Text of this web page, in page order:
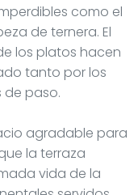
como el
de ternera. El
los platos hacen
tanto por los
de paso.
agradable para
la terraza
vida de la